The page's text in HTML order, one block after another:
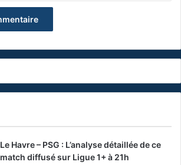
Le Havre – PSG : L’analyse détaillée de ce
match diffusé sur Ligue 1+ à 21h